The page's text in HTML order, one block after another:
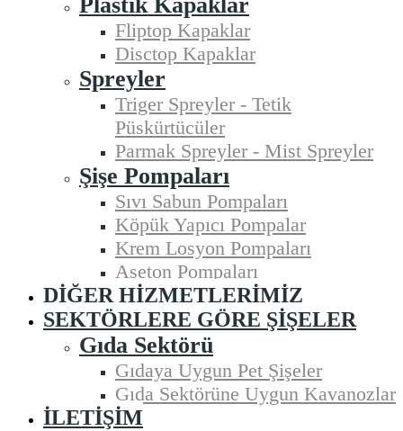
Plastik Kapaklar
Fliptop Kapaklar
Disctop Kapaklar
Spreyler
Triger Spreyler - Tetik
Püskürtücüler
Parmak Spreyler - Mist Spreyler
Şişe Pompaları
Sıvı Sabun Pompaları
Köpük Yapıcı Pompalar
Krem Losyon Pompaları
Aseton Pompaları
DIĞER HIZMETLERIMIZ
SEKTÖRLERE GÖRE ŞIŞELER
Gıda Sektörü
Gıdaya Uygun Pet Şişeler
Gıda Sektörüne Uygun Kavanozlar
İLETIŞIM